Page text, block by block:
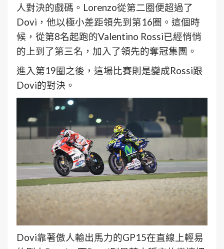
人對決的戲碼。Lorenzo從第二圈便超過了
Dovi，他以極小差距領先到第16圈。這個時
候，從第8名起跑的Valentino Rossi已經悄悄
的上到了第三名，加入了領先的奪冠集團。
進入第19圈之後，這場比賽則是變成Rossi跟
Dovi的對決。
Dovi靠著傲人輸出馬力的GP15在直線上輕易